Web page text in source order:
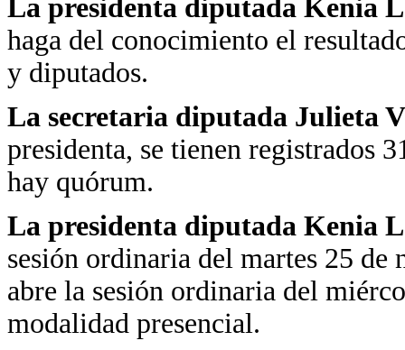
La presidenta diputada Kenia
haga del conocimiento el
y diputados.
La secretaria diputada Julieta
presidenta, se tienen registrados
hay quórum.
La presidenta diputada Kenia
sesión ordinaria del martes 25 de
abre la sesión ordinaria del
modalidad presencial.